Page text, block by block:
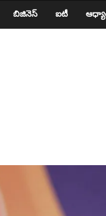
బిజినెస్​ ఐటీ